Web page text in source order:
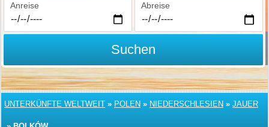
Anreise Abreise
Suchen
UNTERKÜNFTE WELTWEIT » POLEN » NIEDERSCHLESIEN » JAUER